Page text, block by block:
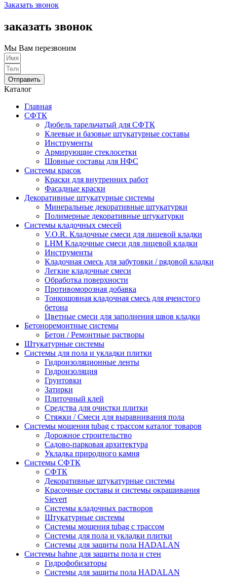
Заказать звонок
заказать звонок
Мы Вам перезвоним
Отправить
Каталог
Главная
СФТК
Дюбель тарельчатый для СФТК
Клеевые и базовые штукатурные составы
Инструменты
Армирующие стеклосетки
Шовные составы для НФС
Cистемы красок
Краски для внутренних работ
Фасадные краски
Декоративные штукатурные системы
Минеральные декоративные штукатурки
Полимерные декоративные штукатурки
Системы кладочных смесей
V.O.R. Кладочные смеси для лицевой кладки
LHM Кладочные смеси для лицевой кладки
Инструменты
Кладочная смесь для забутовки / рядовой кладки
Легкие кладочные смеси
Обработка поверхности
Противоморозная добавка
Тонкошовная кладочная смесь для ячеистого
бетона
Цветные смеси для заполнения швов кладки
Бетоноремонтные системы
Бетон / Ремонтные растворы
Штукатурные системы
Cистемы для пола и укладки плитки
Гидроизоляционные ленты
Гидроизоляция
Грунтовки
Затирки
Плиточный клей
Средства для очистки плитки
Стяжки / Смеси для выравнивания пола
Системы мощения tubag с трассом каталог товаров
Дорожное строительство
Садово-парковая архитектура
Укладка природного камня
Системы СФТК
СФТК
Декоративные штукатурные системы
Красочные составы и системы окрашивания
Sievert
Cистемы кладочных растворов
Штукатурные системы
Системы мощения tubag с трассом
Cистемы для пола и укладки плитки
Системы для защиты пола HADALAN
Системы hahne для защиты пола и стен
Гидрофобизаторы
Системы для защиты пола HADALAN